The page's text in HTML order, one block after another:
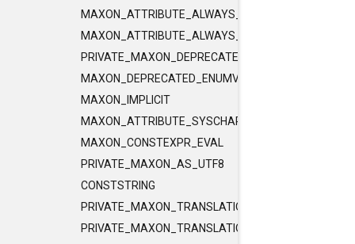
MAXON_ATTRIBUTE_ALWAYS_CONST
MAXON_ATTRIBUTE_ALWAYS_PURE
PRIVATE_MAXON_DEPRECATED_ENUMVALUE
MAXON_DEPRECATED_ENUMVALUE
MAXON_IMPLICIT
MAXON_ATTRIBUTE_SYSCHAR_IS_CHAR
MAXON_CONSTEXPR_EVAL
PRIVATE_MAXON_AS_UTF8
CONSTSTRING
PRIVATE_MAXON_TRANSLATIONUNIT_FLAGS
PRIVATE_MAXON_TRANSLATIONUNIT_FLAGS_2